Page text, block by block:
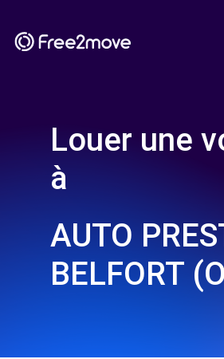
Louer une
à
AUTO
BELFORT